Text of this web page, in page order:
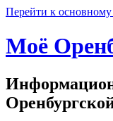
Перейти к
Моё